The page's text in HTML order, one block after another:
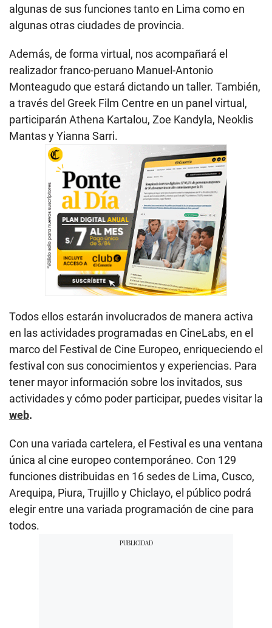
algunas de sus funciones tanto en Lima como en
algunas otras ciudades de provincia.
Además, de forma virtual, nos acompañará el
realizador franco-peruano Manuel-Antonio
Monteagudo que estará dictando un taller. También,
a través del Greek Film Centre en un panel virtual,
participarán Athena Kartalou, Zoe Kandyla, Neoklis
Mantas y Yianna Sarri.
Todos ellos estarán involucrados de manera activa
en las actividades programadas en CineLabs, en el
marco del Festival de Cine Europeo, enriqueciendo el
festival con sus conocimientos y experiencias. Para
tener mayor información sobre los invitados, sus
actividades y cómo poder participar, puedes visitar la
web.
Con una variada cartelera, el Festival es una ventana
única al cine europeo contemporáneo. Con 129
funciones distribuidas en 16 sedes de Lima, Cusco,
Arequipa, Piura, Trujillo y Chiclayo, el público podrá
elegir entre una variada programación de cine para
todos.